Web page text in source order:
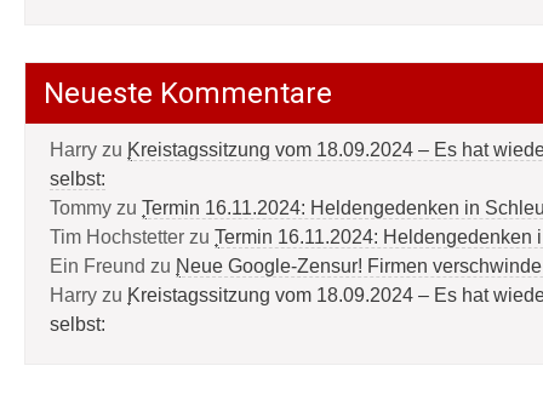
Neueste Kommentare
Harry zu Kreistagssitzung vom 18.09.2024 – Es hat
selbst:
Tommy zu Termin 16.11.2024: Heldengedenken in
Tim Hochstetter zu Termin 16.11.2024: Heldengedenken
Ein Freund zu Neue Google-Zensur! Firmen
Harry zu Kreistagssitzung vom 18.09.2024 – Es hat
selbst: